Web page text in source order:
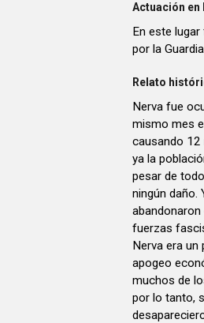
Actuación en
En este
por la
Relato
Nerva fue
mismo mes
causando 12
ya la
pesar de
ningún daño.
fuerzas
Nerva era un
apogeo
muchos de
por lo tanto,